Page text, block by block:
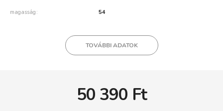
magasság 54
TOVÁBBI ADATOK
50 390 Ft